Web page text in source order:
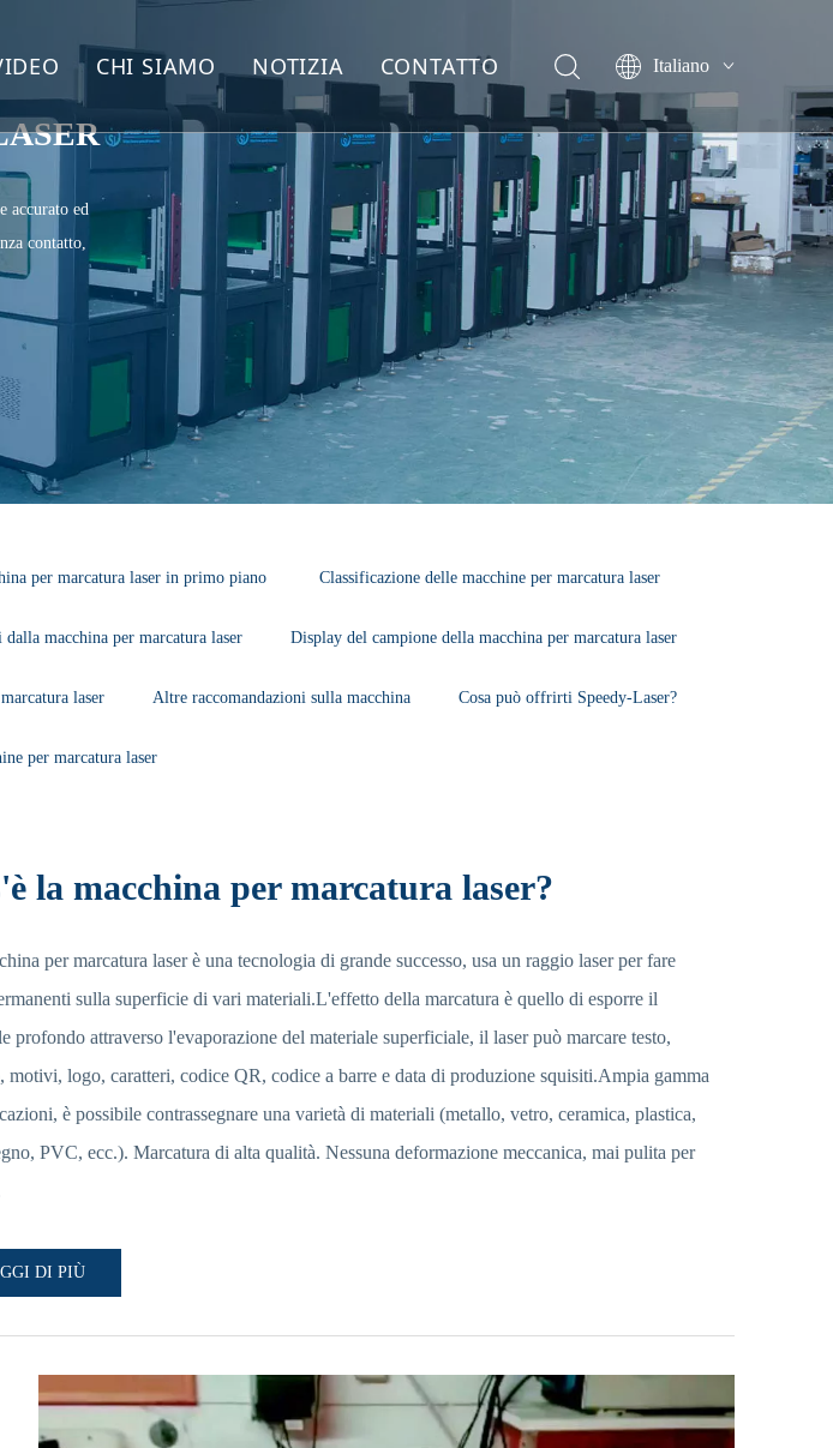
LASER IN FIBRA
UV
CO2
marcatura laser
taglio laser a fibra
CHI SIAMO NOTIZIA CONTATTO
Italiano
简体中文
العربية
Français
Pусский
Español
Deutsch
ไทย
accurato ed
contatto,
per marcatura laser in primo piano Classificazione delle macchine per marcatura laser
dalla macchina per marcatura laser Display del campione della macchina per marcatura laser
laser Altre raccomandazioni sulla macchina Cosa può offrirti Speedy-Laser?
per marcatura laser
la macchina per marcatura laser?
per marcatura laser è una tecnologia di grande successo, usa un raggio laser per fare
sulla superficie di vari materiali.L'effetto della marcatura è quello di esporre il
profondo attraverso l'evaporazione del materiale superficiale, il laser può marcare testo,
motivi, logo, caratteri, codice QR, codice a barre e data di produzione squisiti.Ampia gamma
è possibile contrassegnare una varietà di materiali (metallo, vetro, ceramica, plastica,
PVC, ecc.). Marcatura di alta qualità. Nessuna deformazione meccanica, mai pulita per
DI PIÙ